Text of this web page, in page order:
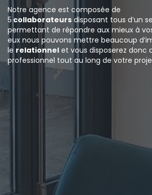
Notre agence est composée de
5 collaborateurs disposant tous d’un
permettant de répondre aux mieux à
eux nous pouvons mettre beaucoup
le relationnel et vous disposerez donc
professionnel tout au long de votre